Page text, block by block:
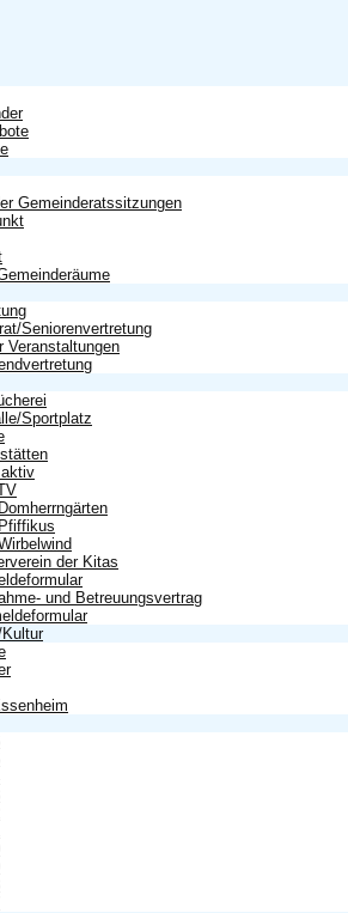
Gemeinderatssitzungen
Seniorenvertretung
Veranstaltungen
Sportplatz
der Kitas
und Betreuungsvertrag